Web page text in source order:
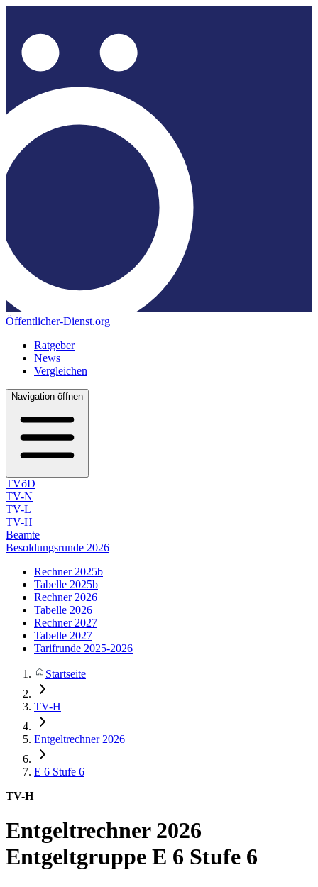
Öffentlicher-Dienst.org
Ratgeber
News
Vergleichen
Navigation öffnen
TVöD
TV-N
TV-L
TV-H
Beamte
Besoldungsrunde 2026
Rechner 2025b
Tabelle 2025b
Rechner 2026
Tabelle 2026
Rechner 2027
Tabelle 2027
Tarifrunde 2025-2026
Startseite
TV-H
Entgeltrechner 2026
E 6 Stufe 6
TV-H
Entgeltrechner 2026
Entgeltgruppe E 6 Stufe 6